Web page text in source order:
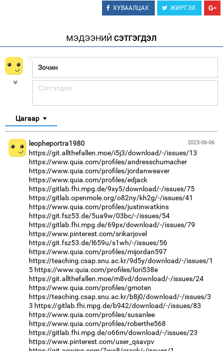
ХУВААЛЦАХ ЖИРГЭХ
МЭДЭЭНИЙ СЭТГЭГДЭЛ
Цагаар
2023-06-06
leopheportra1980
https://git.allthefallen.moe/i5j3/download/-/issues/13
https://www.quia.com/profiles/andresschumacher
https://www.quia.com/profiles/jordanweaver
https://www.quia.com/profiles/edjack
https://gitlab.fhi.mpg.de/9xy5/download/-/issues/75
https://gitlab.openmole.org/o82ny/kh2g/-/issues/41
https://www.quia.com/profiles/justinwatkins
https://git.fsz53.de/5ua9w/03bc/-/issues/54
https://gitlab.fhi.mpg.de/69px/download/-/issues/79
https://www.pinterest.com/srikarjovel
https://git.fsz53.de/l659u/s1wh/-/issues/56
https://www.quia.com/profiles/mijordan597
https://teaching.csap.snu.ac.kr/9d5y/download/-/issues/1
5 https://www.quia.com/profiles/lori538e
https://git.allthefallen.moe/m8vd/download/-/issues/24
https://www.quia.com/profiles/gmoten
https://teaching.csap.snu.ac.kr/b8j0/download/-/issues/3
3 https://gitlab.fhi.mpg.de/b942/download/-/issues/83
https://www.quia.com/profiles/susanlee
https://www.quia.com/profiles/roberthe568
https://gitlab.fhi.mpg.de/o66m/download/-/issues/23
https://www.pinterest.com/user_qsavpv